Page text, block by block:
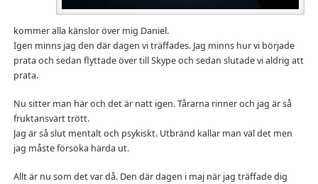
kommer alla känslor över mig Daniel.
Igen minns jag den där dagen vi träffades. Jag minns hur vi började
prata och sedan flyttade över till Skype och sedan slutade vi aldrig att
prata.
Nu sitter man här och det är natt igen. Tårarna rinner och jag är så
fruktansvärt trött.
Jag är så slut mentalt och psykiskt. Utbränd kallar man väl det men
jag måste försöka härda ut.
Allt är nu som det var då. Den där dagen i maj när jag träffade dig